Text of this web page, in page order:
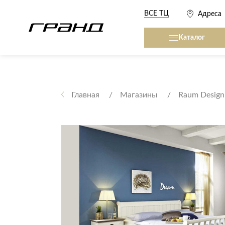
ВСЕ ТЦ Адреса
Каталог
Сервировочные столики
сна
Матрасы
Товары для сна
Кухонные
Мягкая мебель
Диваны
Главная Магазины Raum Design